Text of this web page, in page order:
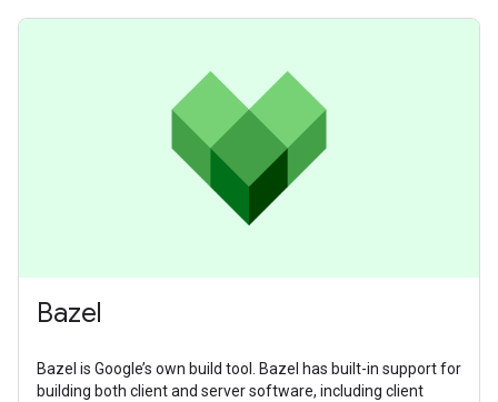
Bazel
Bazel is Google’s own build tool. Bazel has built-in support for
building both client and server software, including client